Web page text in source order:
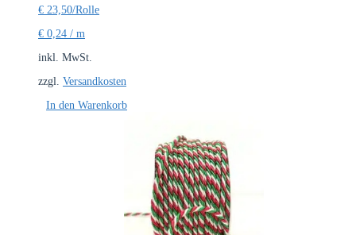
€ 23,50/Rolle
€ 0,24 / m
inkl. MwSt.
zzgl. Versandkosten
In den Warenkorb